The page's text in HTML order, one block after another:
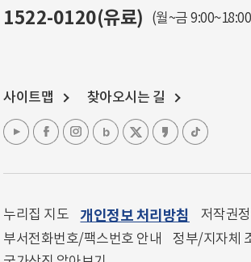
1522-0120(유료) (월~금
사이트맵 찾아오시는 길
누리집 지도 개인정보 처리방침 저작권
부서전화번호/팩스번호 안내
정부/지자체